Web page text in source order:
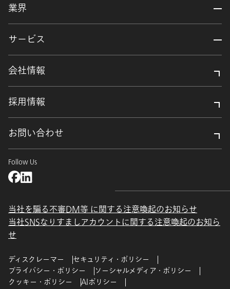
業界
サービス
会社情報
採用情報
お問い合わせ
Follow Us
当社を騙る不審DM等 に関する注意喚起のお知らせ
当社SNSなりすましアカウントに関する注意喚起のお知ら
せ
ディスクレーマー
セキュリティ・ポリシー
プライバシー・ポリシー
ソーシャルメディア・ポリシー
クッキー・ポリシー
AIポリシー